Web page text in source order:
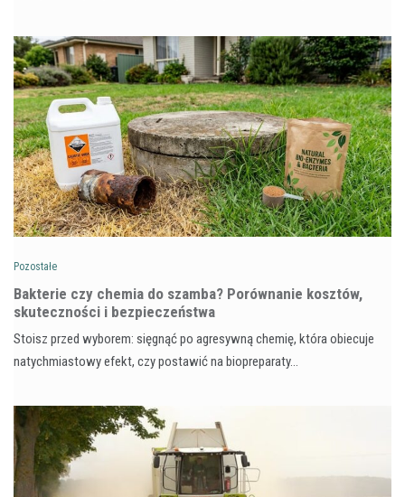
Pozostałe
Bakterie czy chemia do szamba? Porównanie kosztów,
skuteczności i bezpieczeństwa
Stoisz przed wyborem: sięgnąć po agresywną chemię, która obiecuje
natychmiastowy efekt, czy postawić na biopreparaty…